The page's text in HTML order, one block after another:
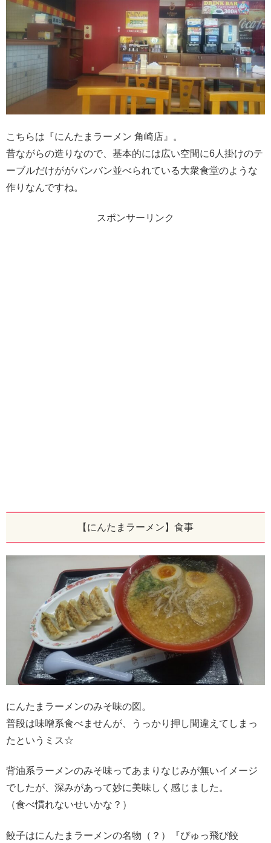
こちらは『にんたまラーメン 角崎店』。
昔ながらの造りなので、基本的には広い空間に6人掛けのテ
ーブルだけががバンバン並べられている大衆食堂のような
作りなんですね。
スポンサーリンク
【にんたまラーメン】食事
にんたまラーメンのみそ味の図。
普段は味噌系食べませんが、うっかり押し間違えてしまっ
たというミス☆
背油系ラーメンのみそ味ってあまりなじみが無いイメージ
でしたが、深みがあって妙に美味しく感じました。
（食べ慣れないせいかな？）
餃子はにんたまラーメンの名物（？）『ぴゅっ飛び餃